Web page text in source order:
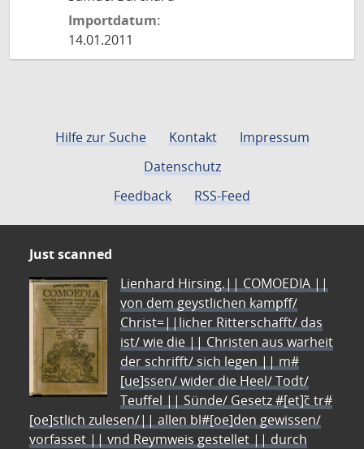
Importdatum:
14.01.2011
Hilfe zur Suche Kontakt
Impressum
Datenschutz
Feedback
RSS-Feed
Just scanned
Lienhard Hirsing.|| COMOEDIA ||
von dem geystlichen kampff/
Christ=||licher Ritterschafft/ das
ist/ wie die || Christen aus warheit
der schrifft/ sich legen || m#
[ue]ssen/ wider die Heel/ Todt/
Teuffel || Sünde/ Gesetz #[et]c̃ tr#
[oe]stlich zulesen/|| allen bl#[oe]den gewissen/
vorfasset || vnd Reymweis gestellet || durch